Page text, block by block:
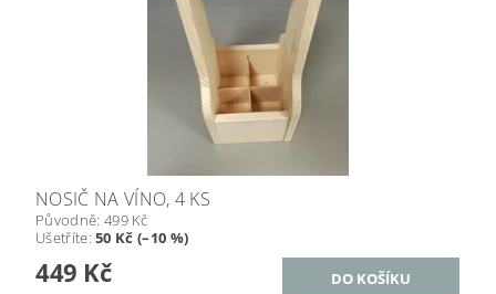
NOSIČ NA VÍNO, 4 KS
Původně: 499 Kč
Ušetříte:50 Kč (–10 %)
449 Kč